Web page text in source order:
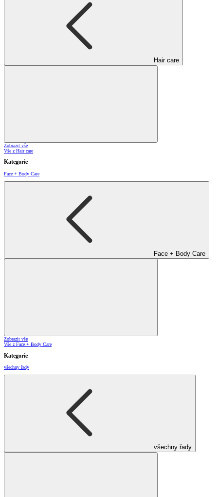
Hair care
Zobrazit vše
Vše z Hair care
Kategorie
Face + Body Care
Face + Body Care
Zobrazit vše
Vše z Face + Body Care
Kategorie
všechny řady
všechny řady